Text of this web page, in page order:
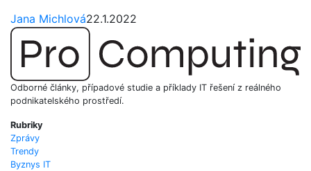
Jana Michlová22.1.2022
Odborné články, případové studie a příklady IT řešení z reálného
podnikatelského prostředí.
Rubriky
Zprávy
Trendy
Byznys IT